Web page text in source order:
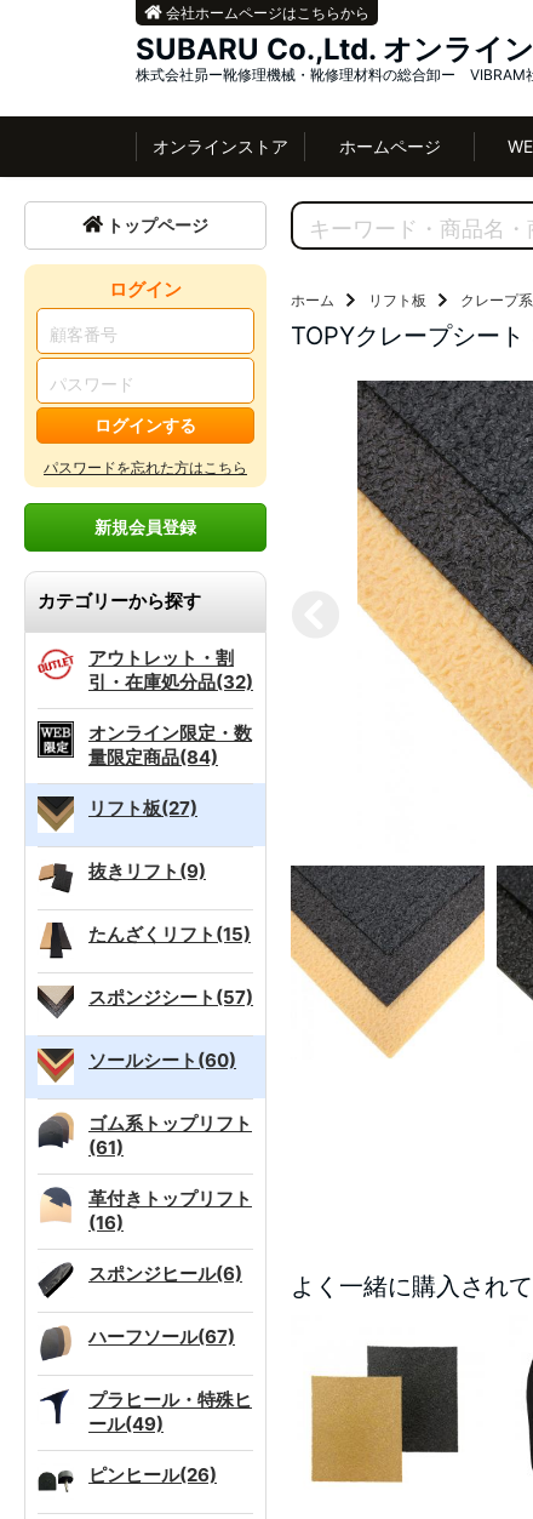
SUBARU Co.,Ltd. オンライ
株式会社昴ー靴修理機械・靴修理材料の総合卸ー VIBRAM
会社ホームページはこちらから
オンラインストア ホームページ
トップページ
ログイン
ログインする
パスワードを忘れた方はこちら
新規会員登録
カテゴリーから探す
アウトレット・割
引・在庫処分品(32)
オンライン限定・数
量限定商品(84)
リフト板(27)
抜きリフト(9)
たんざくリフト(15)
スポンジシート(57)
ソールシート(60)
ゴム系トップリフト
(61)
革付きトップリフト
(16)
スポンジヒール(6)
ハーフソール(67)
プラヒール・特殊ヒ
ール(49)
ピンヒール(26)
ホーム リフト板 クレープ
TOPYクレープシー
よく一緒に購入され